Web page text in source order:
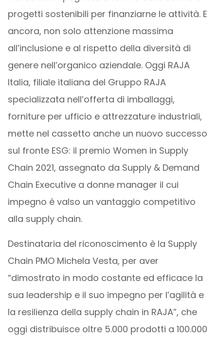
progetti sostenibili per finanziarne le attività. E
ancora, non solo attenzione massima
all’inclusione e al rispetto della diversità di
genere nell’organico aziendale. Oggi RAJA
Italia, filiale italiana del Gruppo RAJA
specializzata nell’offerta di imballaggi,
forniture per ufficio e attrezzature industriali,
mette nel cassetto anche un nuovo successo
sul fronte ESG: il premio Women in Supply
Chain 2021, assegnato da Supply & Demand
Chain Executive a donne manager il cui
impegno è valso un vantaggio competitivo
alla supply chain.
Destinataria del riconoscimento è la Supply
Chain PMO Michela Vesta, per aver
“dimostrato in modo costante ed efficace la
sua leadership e il suo impegno per l’agilità e
la resilienza della supply chain in RAJA”, che
oggi distribuisce oltre 5.000 prodotti a 100.000